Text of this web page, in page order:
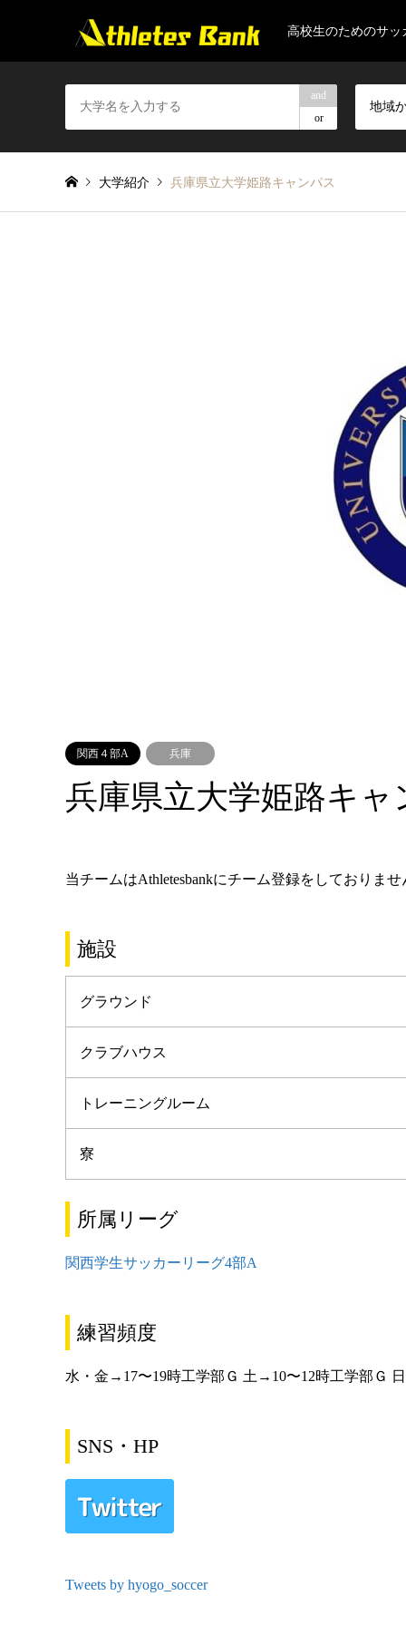
高校生のためのサ
and
or
地域
大学紹介 兵庫県立大学姫路キャンパス
関西４部A 兵庫
兵庫県立大学姫路キャ
当チームはAthletesbankにチーム登録をしておりませ
施設
グラウンド
クラブハウス
トレーニングルーム
寮
所属リーグ
関西学生サッカーリーグ4部A
練習頻度
水・金→17〜19時工学部Ｇ 土→10〜12時工学部Ｇ
SNS・HP
Tweets by hyogo_soccer